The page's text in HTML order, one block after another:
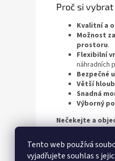
Tento web používá
vyjadřujete souhlas s
Proč si
Kvalitní a
Možnost
prostoru.
Flexibilní
náhradních
Bezpečné
Větší
Snadná
Výborný
Nečekejte a
bezpečný